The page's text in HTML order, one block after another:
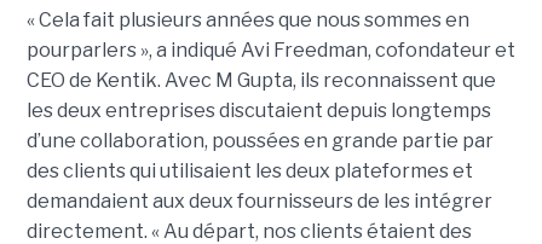
« Cela fait plusieurs années que nous sommes en
pourparlers », a indiqué Avi Freedman, cofondateur et
CEO de Kentik. Avec M Gupta, ils reconnaissent que
les deux entreprises discutaient depuis longtemps
d’une collaboration, poussées en grande partie par
des clients qui utilisaient les deux plateformes et
demandaient aux deux fournisseurs de les intégrer
directement. « Au départ, nos clients étaient des